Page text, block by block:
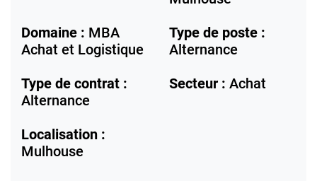
Domaine : MBA
Achat et Logistique
Type de poste :
Alternance
Type de contrat :
Alternance
Secteur : Achat
Localisation :
Mulhouse